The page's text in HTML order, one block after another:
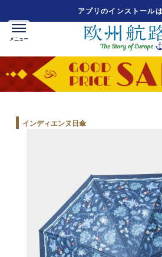
アプリのインストール
インディエンヌ日傘